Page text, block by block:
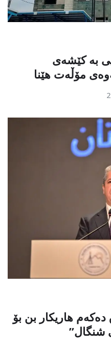
بە کێشەی
مۆڵەت هێنا
هاریكار بن بۆ
شنگال”